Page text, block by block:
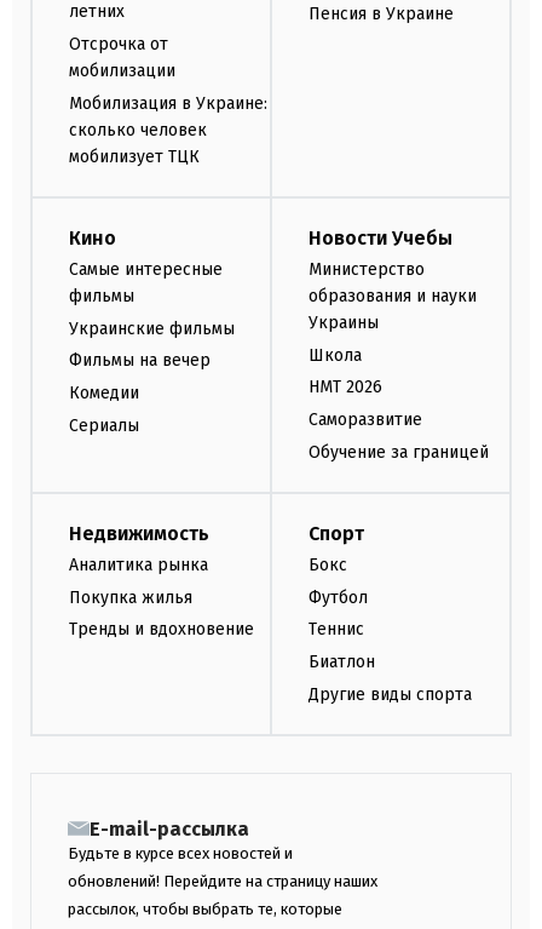
летних
Отсрочка от
мобилизации
Мобилизация в Украине:
сколько человек
мобилизует ТЦК
Пенсия в Украине
Кино
Самые интересные
фильмы
Украинские фильмы
Фильмы на вечер
Комедии
Сериалы
Новости Учебы
Министерство
образования и науки
Украины
Школа
НМТ 2026
Саморазвитие
Обучение за границей
Недвижимость
Аналитика рынка
Покупка жилья
Тренды и вдохновение
Спорт
Бокс
Футбол
Теннис
Биатлон
Другие виды спорта
E-mail-рассылка
Будьте в курсе всех новостей и
обновлений! Перейдите на страницу наших
рассылок, чтобы выбрать те, которые